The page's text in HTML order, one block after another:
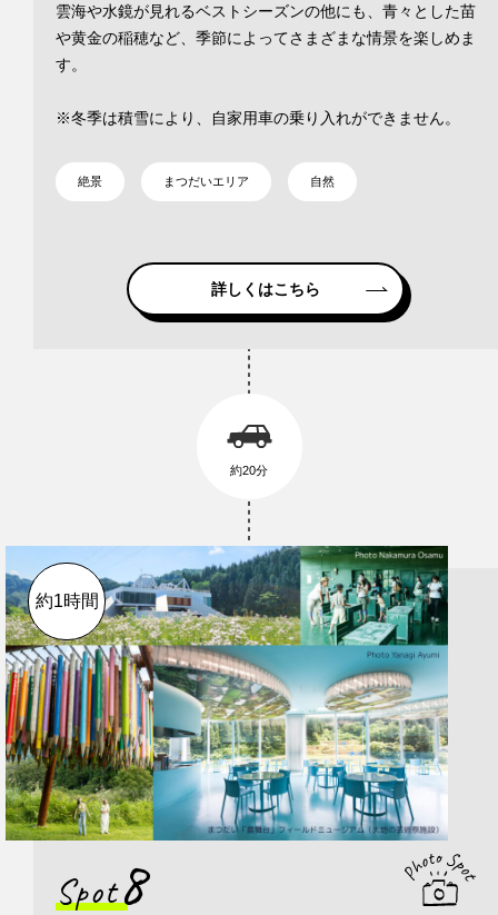
雲海や水鏡が見れるベストシーズンの他にも、青々とした苗
や黄金の稲穂など、季節によってさまざまな情景を楽しめま
す。
※冬季は積雪により、自家用車の乗り入れができません。
絶景 まつだいエリア 自然
詳しくはこちら
約20分
約1時間
Spot8